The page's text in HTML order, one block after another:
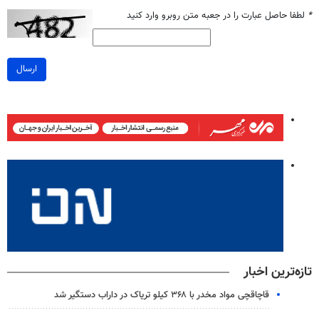
* لطفا حاصل عبارت را در جعبه متن روبرو وارد کنید
ارسال
تازه‌ترین اخبار
قاچاقچی مواد مخدر با ۳۶۸ کیلو تریاک در داراب دستگیر شد